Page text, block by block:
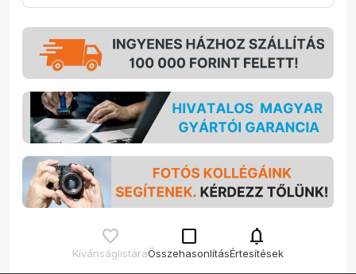
Kívánságlistára
check_box_outline_blank
Összehasonlítás
notifications
Értesítések